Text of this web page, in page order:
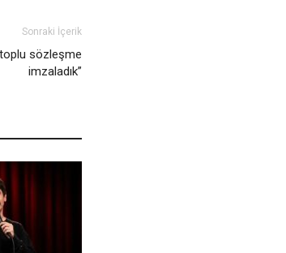
Sonraki İçerik
sözleşme
imzaladık”